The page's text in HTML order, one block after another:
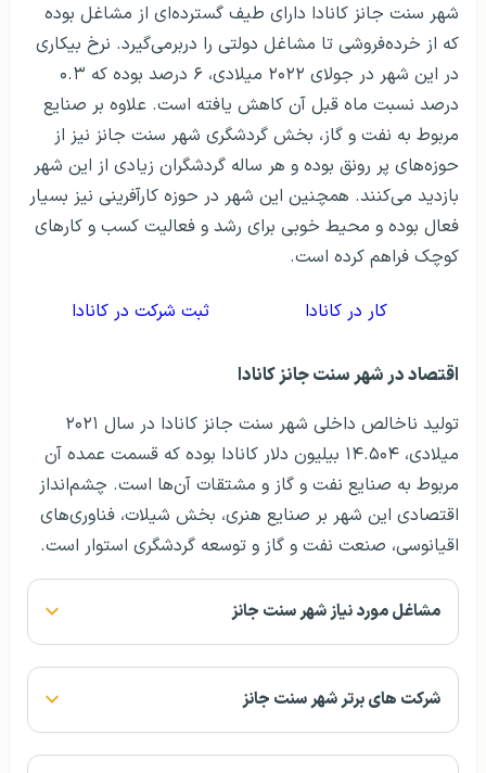
شهر سنت جانز کانادا دارای طیف گسترده‌ای از مشاغل بوده
که از خرده‌فروشی تا مشاغل دولتی را دربرمی‌گیرد. نرخ بیکاری
در این شهر در جولای ۲۰۲۲ میلادی، ۶ درصد بوده که ۰.۳
درصد نسبت ماه قبل آن کاهش یافته است. علاوه بر صنایع
مربوط به نفت و گاز، بخش گردشگری شهر سنت جانز نیز از
حوزه‌های پر رونق بوده و هر ساله گردشگران زیادی از این شهر
بازدید می‌کنند. همچنین این شهر در حوزه کارآفرینی نیز بسیار
فعال بوده و محیط خوبی برای رشد و فعالیت کسب و کارهای
کوچک فراهم کرده است.
کار در کانادا ثبت شرکت در کانادا
اقتصاد در شهر سنت جانز کانادا
تولید ناخالص داخلی شهر سنت جانز کانادا در سال ۲۰۲۱
میلادی، ۱۴.۵۰۴ بیلیون دلار کانادا بوده که قسمت عمده آن
مربوط به صنایع نفت و گاز و مشتقات آن‌ها است. چشم‌انداز
اقتصادی این شهر بر صنایع هنری، بخش شیلات، فناوری‌های
اقیانوسی، صنعت نفت و گاز و توسعه گردشگری استوار است.
مشاغل مورد نیاز شهر سنت جانز
شرکت های برتر شهر سنت جانز